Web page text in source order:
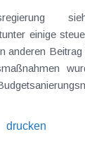
einige
anderen
drucken